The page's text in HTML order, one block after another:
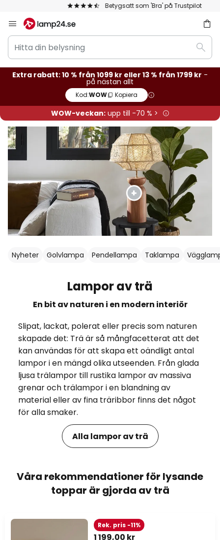
Betygsatt som 'Bra' på Trustpilot
Hoppa
till
innehållet
Hitta
din
belysning
Sök
Extra rabatt: 10 % från 1099 kr eller 13 % från 1799 kr -
på nästan allt
Kod:WOW Kopiera
WOW-veckan:upp till -70 % >
Nyheter Golvlampa Pendellampa Taklampa
Lampor av trä
En bit av naturen i en modern interiör
Slipat, lackat, polerat eller precis som naturen
skapade det: Trä är så mångfacetterat att det
kan användas för att skapa ett oändligt antal
lampor i en mängd olika utseenden. Från glada
ljusa trälampor till rustika lampor av massiva
grenar och trälampor i en blandning av
material eller av fina träribbor finns det något
för alla smaker.
Alla lampor av trä
Våra rekommendationer för lysande
toppar är gjorda av trä
1 199,00 kr
Rek. pris -11%